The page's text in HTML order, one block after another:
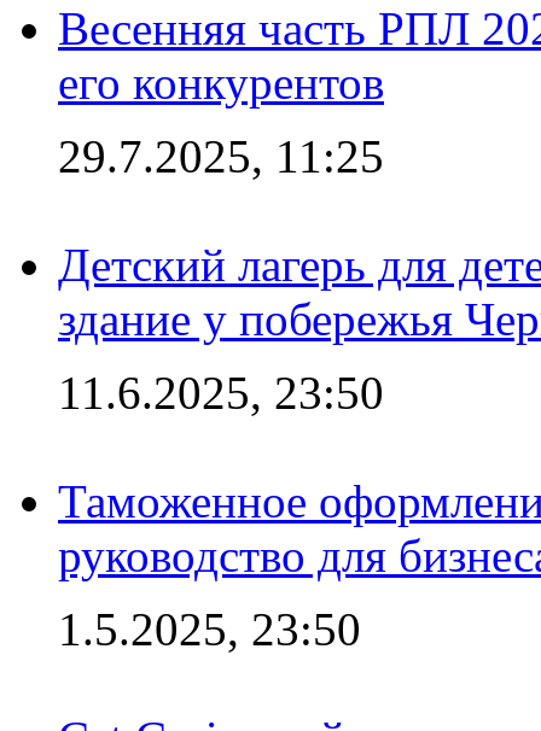
Весенняя часть РПЛ
его конкурентов
29.7.2025, 11:25
Детский лагерь для
здание у побережья
11.6.2025, 23:50
Таможенное
руководство для
1.5.2025, 23:50